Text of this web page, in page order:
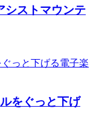
シストマウンテ
をぐっと下げ